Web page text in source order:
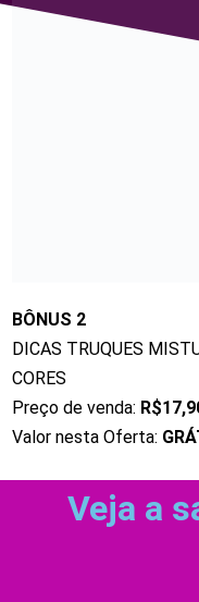
BÔNUS 2
DICAS TRUQUES
CORES
Preço de venda:
Valor nesta Oferta:
Veja a